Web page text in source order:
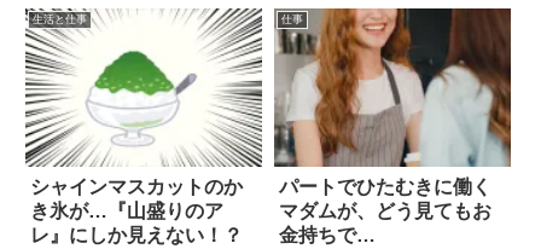
生活と仕事
シャインマスカットのか
き氷が…『山盛りのア
レ』にしか見えない！？
仕事
パートでひたむきに働く
マダムが、どう見てもお
金持ちで…